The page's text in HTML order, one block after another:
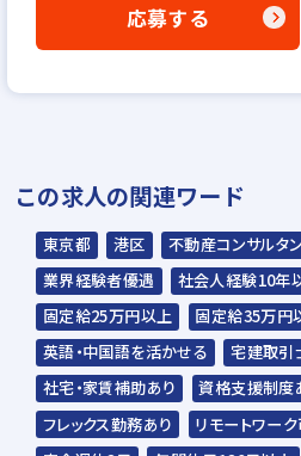
WEB応募書類による書類
▼
（二次面談（面談担当
※面談担当者については
ございます。
※二次面談の前にSPIを受
ございます。
▼
内定
応募する
この求人の関連ワード
東京都 港区 不動産コンサルタ
業界経験者優遇
社会人経験10年
固定給25万円以上
固定給35万円
英語・中国語を活かせる
宅建取引
社宅・家賃補助あり
資格支援制度
フレックス勤務あり
リモートワー